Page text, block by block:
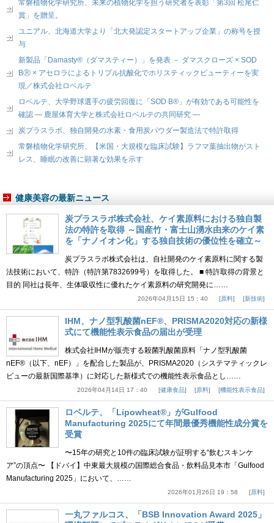
常磐植物化学研究所、未来の植物化学を担う研究者を表彰「第3回 松尾仁
賞」を贈呈。
ユニアル、北海道大学より「北大発認定スタートアップ企業」の称号を授
与
新製品「Damasty®（ダマスティー）」を発表 － ダマスクローズ × SOD
BⓇ × アセロラによるトリプル抗酸化でホリスティックビューティーを実
現／株式会社ロベルテ
ロベルテ、大学野球選手の疲労回復に「SOD B®」が有効である可能性を
確認 ― 鹿屋体育大学と株式会社ロベルテの共同研究 ―
炭プラスラボ、独自開発の水素・食用炭パウダー製造法で特許取得
常磐植物化学研究所、【米国・大規模な臨床試験】ラフマ葉抽出物がスト
レス、睡眠の改善に顕著な効果を示す
健康美容の最新ニュース
炭プラスラボ株式会社、ケイ素原料における独自製
法の特許を取得 ～国産竹・富士山湧水由来のケイ素
を「ナノイオン化」する独自技術の優位性を確立～
炭プラスラボ株式会社は、自社開発のケイ素原料に関する製
法技術において、特許（特許第7832699号）を取得した。 ■ 特許取得の背景と
目的 同社は長年、生体吸収性に優れたケイ素原料の研究開発に……
2026年04月15日 15：40 原料 新技術
IHM、ナノ型乳酸菌nEF®、PRISMA2020対応の新様
式にて機能性表示食品の届出が受理
株式会社IHMが販売する殺菌乳酸菌原料「ナノ型乳酸菌
nEF®（以下、nEF）」を配合した製品が、PRISMA2020（システマティックレ
ビューの最新国際基準）に対応した新様式での機能性表示食品とし……
2026年04月14日 17：40 健康食品 原料 機能性表示食品
ロベルテ、「Lipowheat®」がGulfood
Manufacturing 2025にて年間最優秀機能性成分賞を
受賞
〜15年の研究と10件の臨床試験が証明する“飲むスキンケ
ア”の頂点〜 【ドバイ】中東最大規模の国際総合食品・飲料品見本市「Gulfood
Manufacturing 2025」において、……
2026年01月26日 19：58 原料
一丸ファルコス、「BSB Innovation Award 2025」